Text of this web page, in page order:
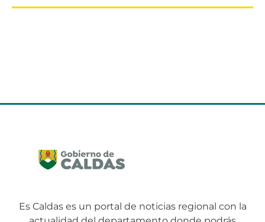
Es Caldas es un portal de noticias regional con la